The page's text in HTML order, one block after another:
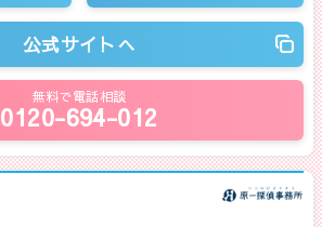
公式サイトへ
無料で電話相談
0120-694-012